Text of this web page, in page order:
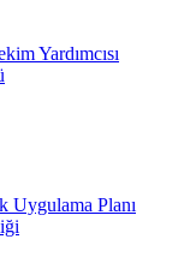
Yardımcısı
Uygulama Planı